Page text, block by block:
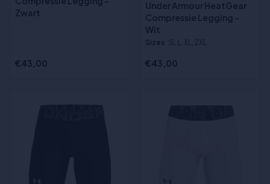
Zwart
€43,00
Under Armour HeatGear
Compressie Legging -
Wit
Sizes :S, L, XL, 2XL
€43,00